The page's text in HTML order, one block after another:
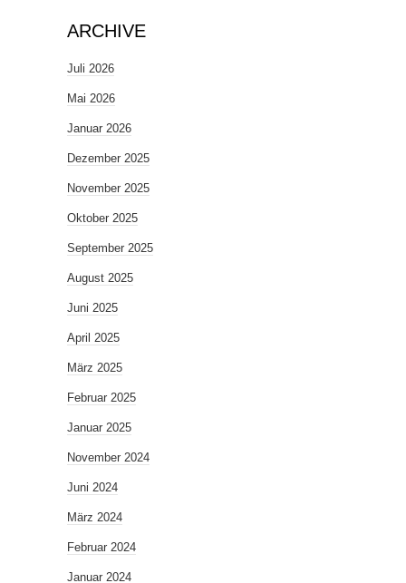
ARCHIVE
Juli 2026
Mai 2026
Januar 2026
Dezember 2025
November 2025
Oktober 2025
September 2025
August 2025
Juni 2025
April 2025
März 2025
Februar 2025
Januar 2025
November 2024
Juni 2024
März 2024
Februar 2024
Januar 2024